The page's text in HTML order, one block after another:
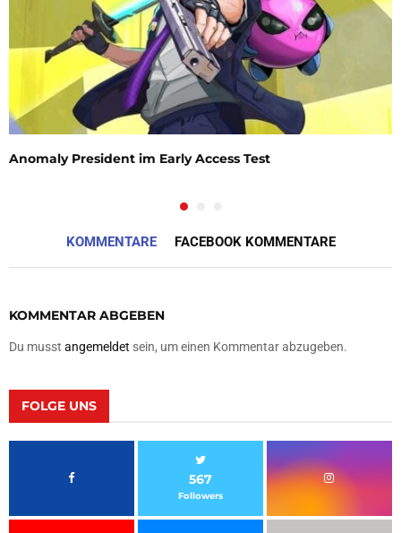
Anomaly President im Early Access Test
KOMMENTARE FACEBOOK KOMMENTARE
KOMMENTAR ABGEBEN
Du musst angemeldet sein, um einen Kommentar abzugeben.
FOLGE UNS
567
Followers